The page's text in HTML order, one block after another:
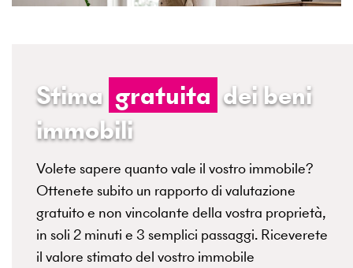
Stima gratuita dei beni
immobili
Volete sapere quanto vale il vostro immobile?
Ottenete subito un rapporto di valutazione
gratuito e non vincolante della vostra proprietà,
in soli 2 minuti e 3 semplici passaggi. Riceverete
il valore stimato del vostro immobile